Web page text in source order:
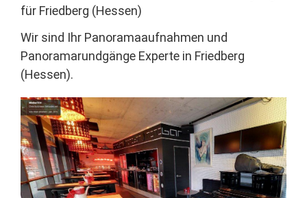
für Friedberg (Hessen)
Wir sind Ihr Panoramaaufnahmen und
Panoramarundgänge Experte in Friedberg
(Hessen).